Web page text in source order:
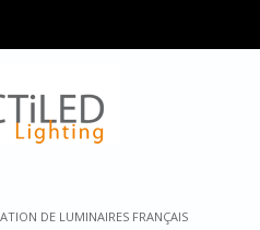
DE LUMINAIRES FRANÇAIS